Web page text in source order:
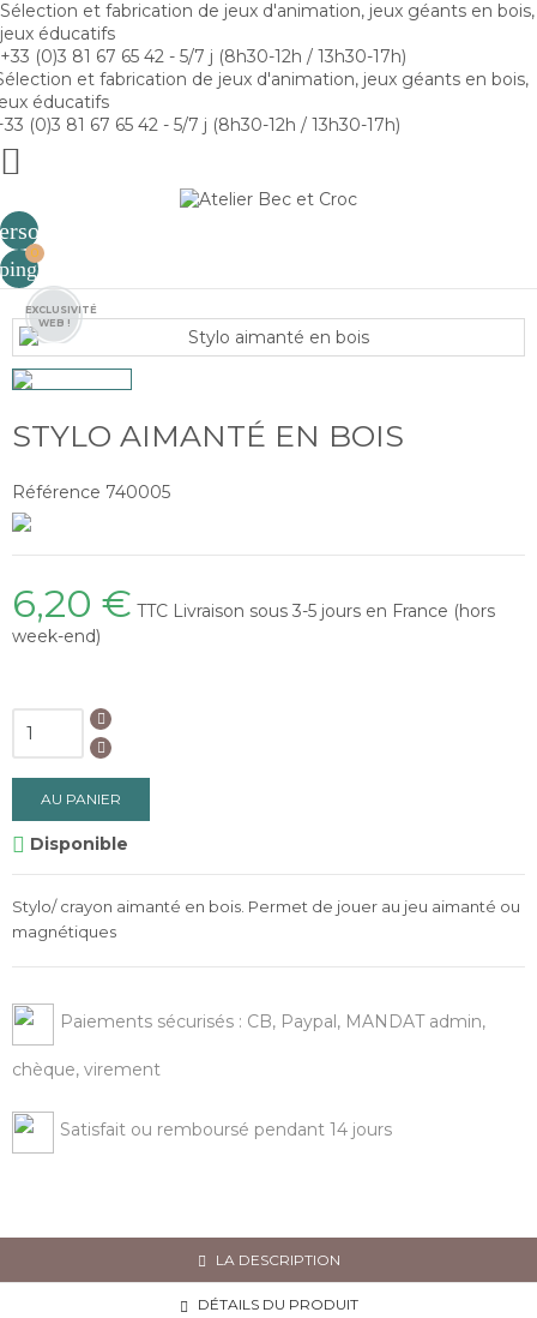
Sélection et fabrication de jeux d'animation, jeux géants en bois,
jeux éducatifs
+33 (0)3 81 67 65 42 - 5/7 j (8h30-12h / 13h30-17h)
et fabrication de jeux d'animation, jeux géants en bois,
éducatifs
(0)3 81 67 65 42 - 5/7 j (8h30-12h / 13h30-17h)

0
EXCLUSIVITÉ
WEB !
STYLO AIMANTÉ EN BOIS
Référence 740005
6,20 € TTC Livraison sous 3-5 jours en France (hors
week-end)
AU PANIER
 Disponible
Stylo/ crayon aimanté en bois. Permet de jouer au jeu aimanté ou
magnétiques
Paiements sécurisés : CB, Paypal, MANDAT admin,
chèque, virement
Satisfait ou remboursé pendant 14 jours
LA DESCRIPTION
DÉTAILS DU PRODUIT